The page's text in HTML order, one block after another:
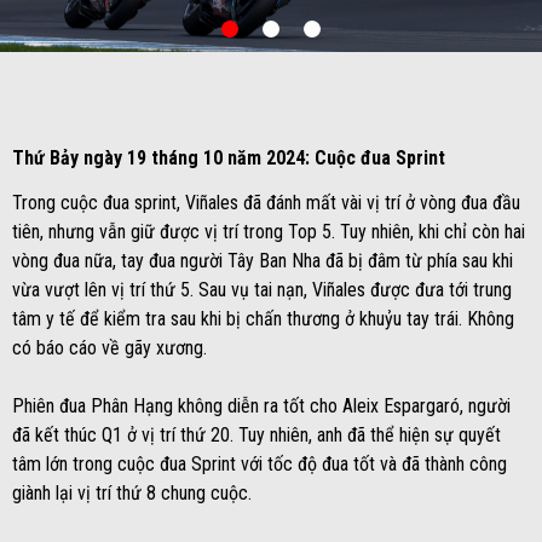
item
item
Item
Item
Thứ Bảy ngày 19 tháng 10 năm 2024: Cuộc đua Sprint
Trong cuộc đua sprint, Viñales đã đánh mất vài vị trí ở vòng đua đầu
tiên, nhưng vẫn giữ được vị trí trong Top 5. Tuy nhiên, khi chỉ còn hai
vòng đua nữa, tay đua người Tây Ban Nha đã bị đâm từ phía sau khi
vừa vượt lên vị trí thứ 5. Sau vụ tai nạn, Viñales được đưa tới trung
tâm y tế để kiểm tra sau khi bị chấn thương ở khuỷu tay trái. Không
có báo cáo về gãy xương.
Phiên đua Phân Hạng không diễn ra tốt cho Aleix Espargaró, người
đã kết thúc Q1 ở vị trí thứ 20. Tuy nhiên, anh đã thể hiện sự quyết
tâm lớn trong cuộc đua Sprint với tốc độ đua tốt và đã thành công
giành lại vị trí thứ 8 chung cuộc.